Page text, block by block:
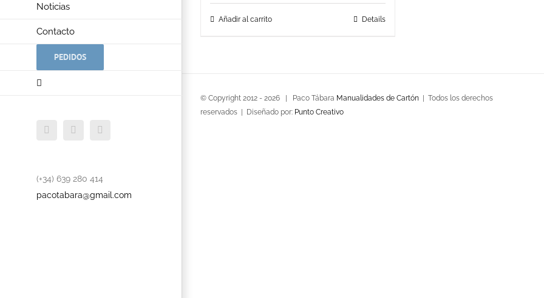
Noticias
Contacto
PEDIDOS
FacebookTwitter
(+34) 639 280 414
pacotabara@gmail.com
Añadir al carrito Details
© Copyright 2012 - 2026 | Paco Tábara Manualidades de Cartón | Todos los derechos
reservados | Diseñado por: Punto Creativo